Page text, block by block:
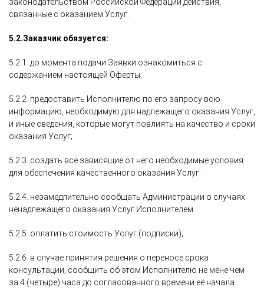
связанные с оказанием Услуг.
5.2.Заказчик обязуется:
5.2.1. до момента подачи Заявки ознакомиться с
содержанием настоящей Оферты;
5.2.2. предоставить Исполнителю по его запросу всю
информацию, необходимую для надлежащего оказания Услуг,
и иные сведения, которые могут повлиять на качество и сроки
оказания Услуг;
5.2.3. создать все зависящие от него необходимые условия
для обеспечения качественного оказания Услуг.
5.2.4. незамедлительно сообщать Администрации о случаях
ненадлежащего оказания Услуг Исполнителем.
5.2.5. оплатить стоимость Услуг (подписки);
5.2.6. в случае принятия решения о переносе срока
консультации, сообщить об этом Исполнителю не мене чем
за 4 (четыре) часа до согласованного времени её начала.